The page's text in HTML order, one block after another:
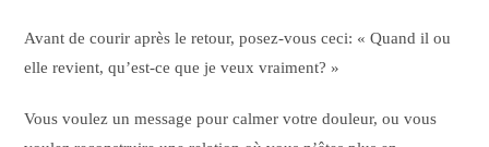
Avant de courir après le retour, posez-vous ceci: « Quand il ou
elle revient, qu’est-ce que je veux vraiment? »
Vous voulez un message pour calmer votre douleur, ou vous